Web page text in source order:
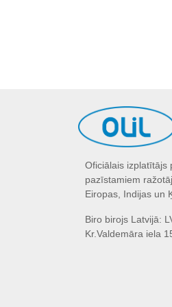
Oficiālais izplatītājs
pazīstamiem
Eiropas, Indijas un
Biro birojs Latvijā:
Kr.Valdemāra iela